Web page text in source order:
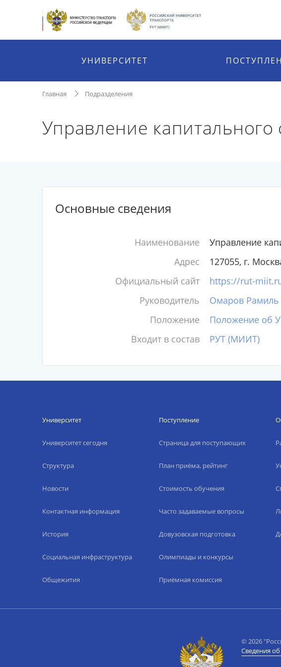
УНИВЕРСИТЕТ
Главная Подразделения
Управление капитального
Основные сведения
Наименование
Управление
Адрес
127055, г.
Официальный сайт
https://rut-
Руководитель
Омаров Рамиль
Положение
Положение об
Входит в состав
РУТ (МИИТ)
Университет
Университет сегодня
Структура
Новости
Контактная информация
История
Социальная инфраструктура
Общежития
Поступление
Страница для поступающих
План приёма, рейтинг
Стоимость обучения
Часто задаваемые вопросы
Довузовская подготовка
Олимпиады и конкурсы
Приёмная комиссия
© 2026
Сведения